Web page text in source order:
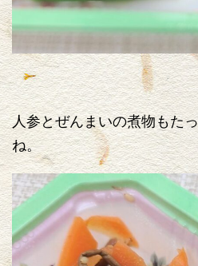
人参とぜんまいの煮物もた
ね。